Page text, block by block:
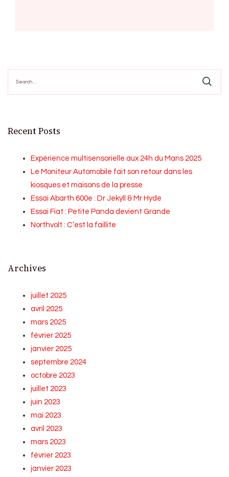
for:
Recent Posts
Expérience multisensorielle aux 24h du Mans 2025
Le Moniteur Automobile fait son retour dans les
kiosques et maisons de la presse
Essai Abarth 600e : Dr Jekyll & Mr Hyde
Essai Fiat : Petite Panda devient Grande
Northvolt : C’est la faillite
Archives
juillet 2025
avril 2025
mars 2025
février 2025
janvier 2025
septembre 2024
octobre 2023
juillet 2023
juin 2023
mai 2023
avril 2023
mars 2023
février 2023
janvier 2023